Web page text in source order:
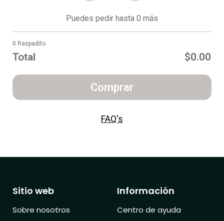
Puedes pedir hasta 0 más
0 Raspadito
Total $0.00
Comprar
FAQ's
Sitio web
Sobre nosotros
Información
Centro de ayuda